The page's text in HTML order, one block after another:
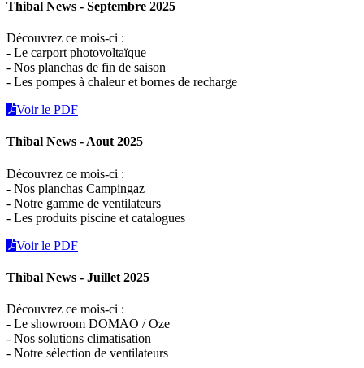
Thibal News - Septembre 2025
Découvrez ce mois-ci :
- Le carport photovoltaïque
- Nos planchas de fin de saison
- Les pompes à chaleur et bornes de recharge
Voir le PDF
Thibal News - Aout 2025
Découvrez ce mois-ci :
- Nos planchas Campingaz
- Notre gamme de ventilateurs
- Les produits piscine et catalogues
Voir le PDF
Thibal News - Juillet 2025
Découvrez ce mois-ci :
- Le showroom DOMAO / Oze
- Nos solutions climatisation
- Notre sélection de ventilateurs